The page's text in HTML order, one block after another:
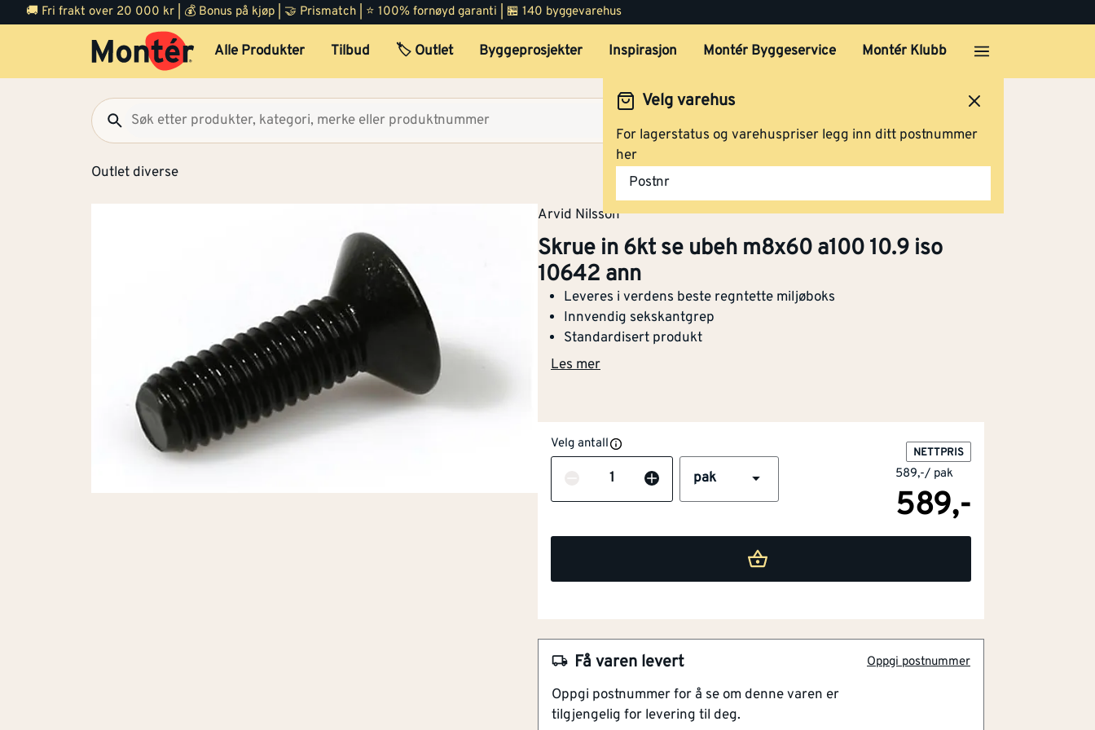
🚚 Fri frakt over 20 000 kr | 💰 Bonus på kjøp | 🤝 Prismatch | ⭐ 100% fornøyd garanti | 🏪 140 byggevarehus
Alle Produkter Tilbud 🏷️ Outlet Byggeprosjekter Inspirasjon Montér Byggeservice Montér Klubb
Velg varehus
For lagerstatus og varehuspriser legg inn ditt postnummer
her
Postnr
Outlet diverse
Arvid Nilsson
Skrue in 6kt se ubeh m8x60 a100 10.9 iso
10642 ann
Leveres i verdens beste regntette miljøboks
Innvendig sekskantgrep
Standardisert produkt
Les mer
Velg antall
Antall pak
NETTPRIS
589,-/ pak
589,-
Få varen levert Oppgi postnummer
Oppgi postnummer for å se om denne varen er
tilgjengelig for levering til deg.
NOBB
55077120
Artikkelnummer 101275275